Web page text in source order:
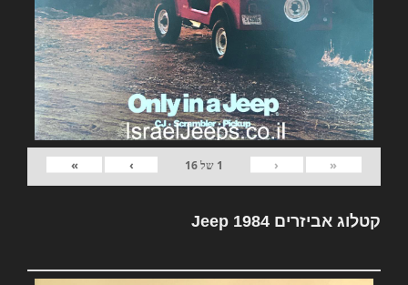
«
‹
1 של16
›
»
קטלוג אביזרים Jeep 1984